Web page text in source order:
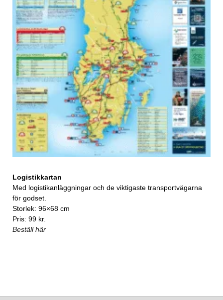
Logistikkartan
Med logistikanläggningar och de viktigaste transportvägarna
för godset.
Storlek: 96×68 cm
Pris: 99 kr.
Beställ här